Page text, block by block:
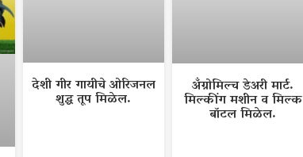
देशी गीर गायीचे ओरिजनल
शुद्ध तूप मिळेल.
अँग्रोमिल्च डेअरी मार्ट.
मिल्कींग मशीन व मिल्क
बॉटल मिळेल.